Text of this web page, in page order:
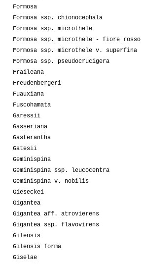
Formosa
Formosa ssp. chionocephala
Formosa ssp. microthele
Formosa ssp. microthele - fiore rosso
Formosa ssp. microthele v. superfina
Formosa ssp. pseudocrucigera
Fraileana
Freudenbergeri
Fuauxiana
Fuscohamata
Garessii
Gasseriana
Gasterantha
Gatesii
Geminispina
Geminispina ssp. leucocentra
Geminispina v. nobilis
Gieseckei
Gigantea
Gigantea aff. atrovierens
Gigantea ssp. flavovirens
Gilensis
Gilensis forma
Giselae